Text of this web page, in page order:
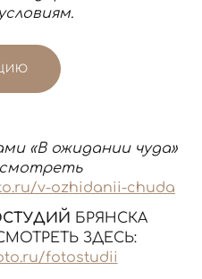
«В ожидании чуда»
v-ozhidanii-chuda
БРЯНСКА
ЗДЕСЬ:
fotostudii